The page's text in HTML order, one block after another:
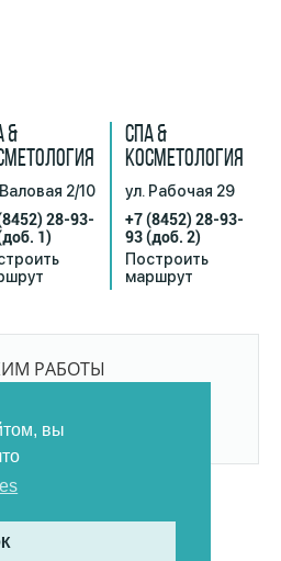
вы
&
2/10
28-93-
1)
СПА &
КОСМЕТОЛОГИЯ
ул. Рабочая 29
+7 (8452) 28-93-
93(доб. 2)
Построить
маршрут
РАБОТЫ
И ВЫХОДНЫХ